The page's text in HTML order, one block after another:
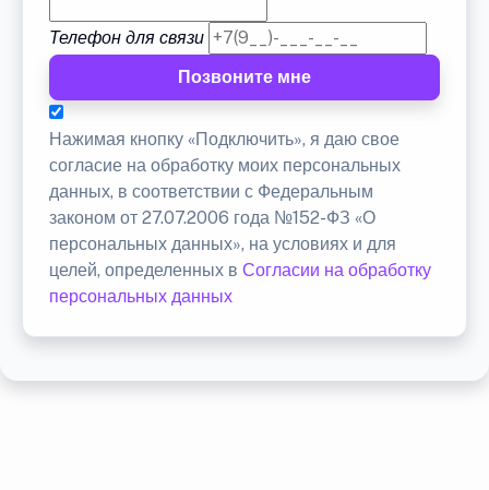
Телефон для связи
Позвоните мне
Нажимая кнопку «Подключить», я даю свое
согласие на обработку моих персональных
данных, в соответствии с Федеральным
законом от 27.07.2006 года №152-ФЗ «О
персональных данных», на условиях и для
целей, определенных в Согласии на обработку
персональных данных